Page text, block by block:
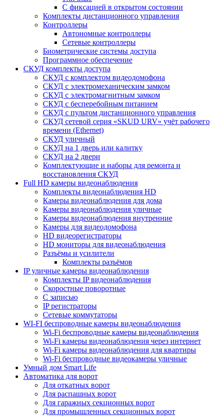
С фиксацией в открытом состоянии
Комплекты дистанционного управления
Контроллеры
Автономные контроллеры
Сетевые контроллеры
Биометрические системы доступа
Программное обеспечение
СКУД комплекты доступа
СКУД с комплектом видеодомофона
СКУД с электромеханическим замком
СКУД с электромагнитным замком
СКУД с бесперебойным питанием
СКУД с пультом дистанционного управления
СКУД сетевой серия «SKUD URV» учёт рабочего
времени (Ethernet)
СКУД уличный
СКУД на 1 дверь или калитку
СКУД на 2 двери
Комплектующие и наборы для ремонта и
восстановления СКУД
Full HD камеры видеонаблюдения
Комплекты видеонаблюдения HD
Камеры видеонаблюдения для дома
Камеры видеонаблюдения уличные
Камеры видеонаблюдения внутренние
Камеры для видеодомофона
HD видеорегистраторы
HD мониторы для видеонаблюдения
Разъёмы и усилители
Комплекты разъёмов
IP уличные камеры видеонаблюдения
Комплекты IP видеонаблюдения
Скоростные поворотные
С записью
IP регистраторы
Сетевые коммутаторы
WI-FI беспроводные камеры видеонаблюдения
Wi-Fi беспроводные камеры видеонаблюдения
Wi-Fi камеры видеонаблюдения через интернет
Wi-Fi камеры видеонаблюдения для квартиры
Wi-Fi беспроводные видеокамеры уличные
Умный дом Smart Life
Автоматика для ворот
Для откатных ворот
Для распашных ворот
Для гаражных секционных ворот
Для промышленных секционных ворот